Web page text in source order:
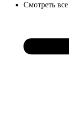
Смотреть все